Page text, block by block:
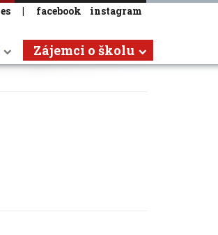
es | facebook instagram
Zájemci o školu